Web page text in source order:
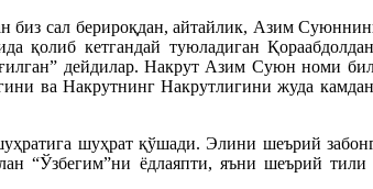
биз сал берироқдан, айтайлик, Азим
қолиб кетгандай туюладиган
дейдилар. Накрут Азим Суюн номи
ва Накрутнинг Накрутлигини жуда
шуҳрат қўшади. Элини шеърий
“Ўзбегим”ни ёдлаяпти, яъни шеърий